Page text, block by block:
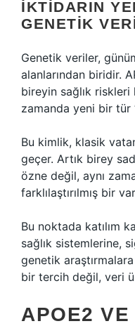
İKTIDARIN
GENETIK
Genetik veriler,
alanlarından biridir.
bireyin sağlık riskleri
zamanda yeni bir tür
Bu kimlik, klasik
geçer. Artık birey
özne değil, aynı
farklılaştırılmış bir
Bu noktada katılım
sağlık sistemlerine,
genetik
bir tercih değil, veri
APOE2